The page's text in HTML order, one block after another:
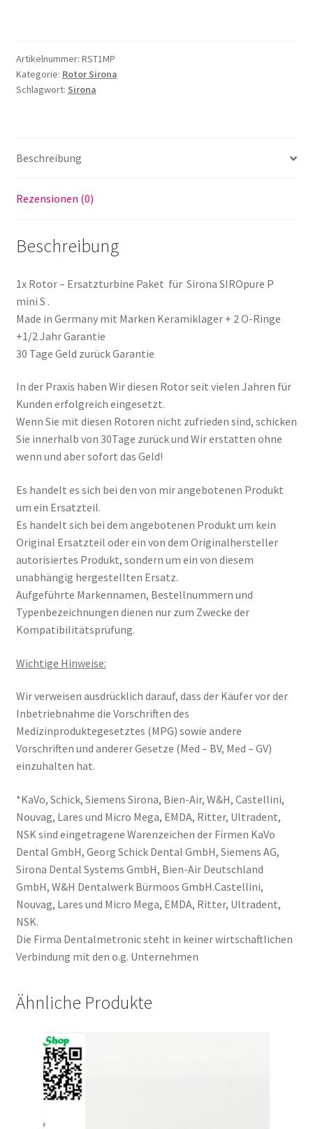
P
mini
Keramiklager
Germany
Artikelnummer: RST1MP
Kategorie: Rotor Sirona
Schlagwort: Sirona
Beschreibung
Rezensionen (0)
Beschreibung
1x Rotor – Ersatzturbine Paket für Sirona SIROpure P
mini S .
Made in Germany mit Marken Keramiklager + 2 O-Ringe
+1/2 Jahr Garantie
30 Tage Geld zurück Garantie
In der Praxis haben Wir diesen Rotor seit vielen Jahren für
Kunden erfolgreich eingesetzt.
Wenn Sie mit diesen Rotoren nicht zufrieden sind, schicken
Sie innerhalb von 30Tage zurück und Wir erstatten ohne
wenn und aber sofort das Geld!
Es handelt es sich bei den von mir angebotenen Produkt
um ein Ersatzteil.
Es handelt sich bei dem angebotenen Produkt um kein
Original Ersatzteil oder ein von dem Originalhersteller
autorisiertes Produkt, sondern um ein von diesem
unabhängig hergestellten Ersatz.
Aufgeführte Markennamen, Bestellnummern und
Typenbezeichnungen dienen nur zum Zwecke der
Kompatibilitätsprüfung.
Wichtige Hinweise:
Wir verweisen ausdrücklich darauf, dass der Käufer vor der
Inbetriebnahme die Vorschriften des
Medizinproduktegesetztes (MPG) sowie andere
Vorschriften und anderer Gesetze (Med – BV, Med – GV)
einzuhalten hat.
*KaVo, Schick, Siemens Sirona, Bien-Air, W&H, Castellini,
Nouvag, Lares und Micro Mega, EMDA, Ritter, Ultradent,
NSK sind eingetragene Warenzeichen der Firmen KaVo
Dental GmbH, Georg Schick Dental GmbH, Siemens AG,
Sirona Dental Systems GmbH, Bien-Air Deutschland
GmbH, W&H Dentalwerk Bürmoos GmbH.Castellini,
Nouvag, Lares und Micro Mega, EMDA, Ritter, Ultradent,
NSK.
Die Firma Dentalmetronic steht in keiner wirtschaftlichen
Verbindung mit den o.g. Unternehmen
Ähnliche Produkte